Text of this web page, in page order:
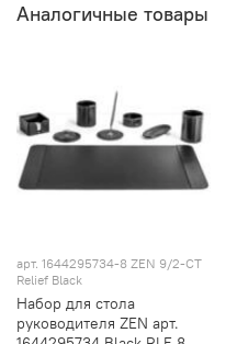
Аналогичные товары
арт. 1644295734-8 ZEN 9/2-CT
Relief Black
Набор для стола
руководителя ZEN арт.